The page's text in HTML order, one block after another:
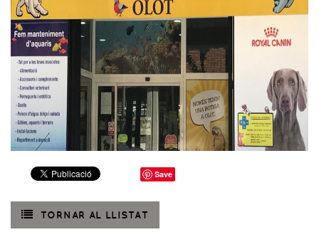
Save
TORNAR AL LLISTAT